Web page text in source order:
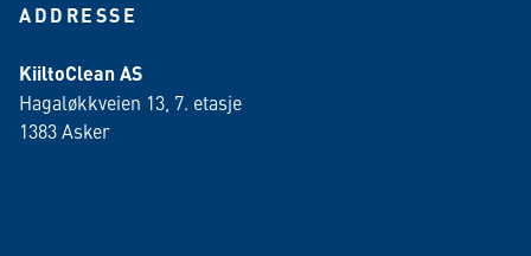
ADDRESSE
KiiltoClean AS
Hagaløkkveien 13, 7. etasje
1383 Asker